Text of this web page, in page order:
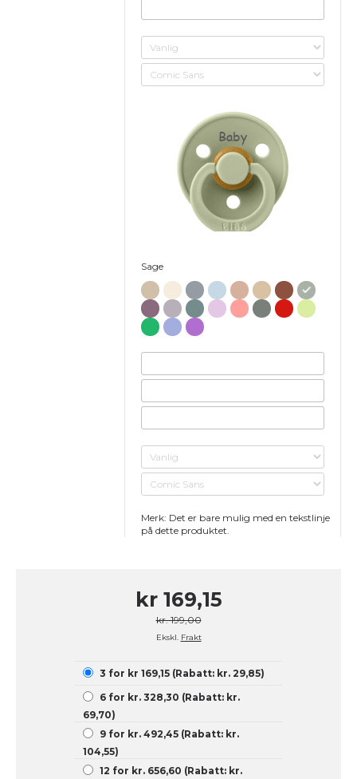
Baby
Sage
Merk: Det er bare mulig med en tekstlinje
på dette produktet.
kr 169,15
kr. 199,00
Ekskl. Frakt
3 for kr 169,15 (Rabatt: kr. 29,85)
6 for kr. 328,30 (Rabatt: kr.
69,70)
9 for kr. 492,45 (Rabatt: kr.
104,55)
12 for kr. 656,60 (Rabatt: kr.